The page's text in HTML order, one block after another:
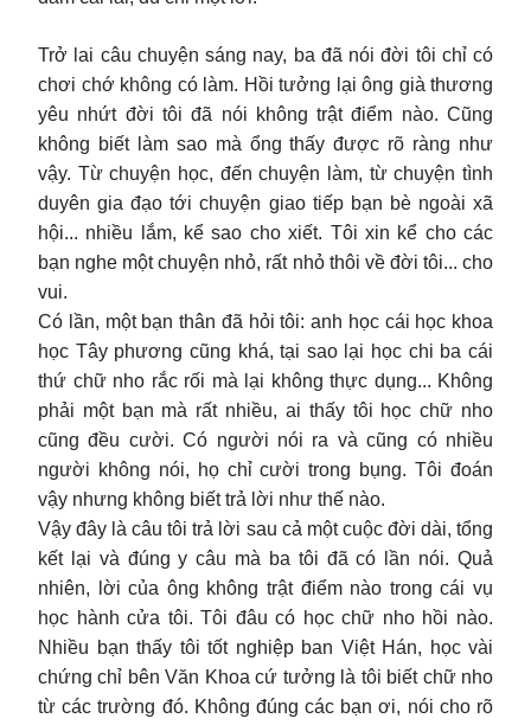
Trở lai câu chuyện sáng nay, ba đã nói đời tôi chỉ có
chơi chớ không có làm. Hồi tưởng lại ông già thương
yêu nhứt đời tôi đã nói không trật điểm nào. Cũng
không biết làm sao mà ổng thấy được rõ ràng như
vậy. Từ chuyện học, đến chuyện làm, từ chuyện tình
duyên gia đạo tới chuyện giao tiếp bạn bè ngoài xã
hội... nhiều lắm, kể sao cho xiết. Tôi xin kể cho các
bạn nghe một chuyện nhỏ, rất nhỏ thôi về đời tôi... cho
vui.
Có lần, một bạn thân đã hỏi tôi: anh học cái học khoa
học Tây phương cũng khá, tại sao lại học chi ba cái
thứ chữ nho rắc rối mà lại không thực dụng... Không
phải một bạn mà rất nhiều, ai thấy tôi học chữ nho
cũng đều cười. Có người nói ra và cũng có nhiều
người không nói, họ chỉ cười trong bụng. Tôi đoán
vậy nhưng không biết trả lời như thế nào.
Vậy đây là câu tôi trả lời sau cả một cuộc đời dài, tổng
kết lại và đúng y câu mà ba tôi đã có lần nói. Quả
nhiên, lời của ông không trật điểm nào trong cái vụ
học hành cửa tôi. Tôi đâu có học chữ nho hồi nào.
Nhiều bạn thấy tôi tốt nghiệp ban Việt Hán, học vài
chứng chỉ bên Văn Khoa cứ tưởng là tôi biết chữ nho
từ các trường đó. Không đúng các bạn ơi, nói cho rõ